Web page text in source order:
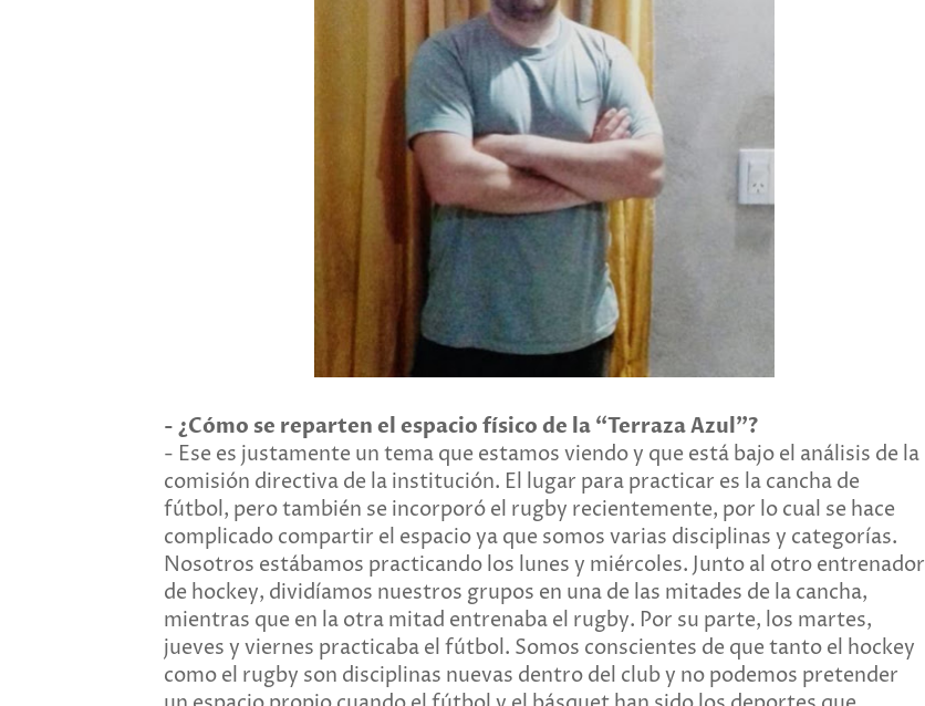
- ¿Cómo se reparten el espacio físico de la “Terraza Azul”?
- Ese es justamente un tema que estamos viendo y que está bajo el análisis de la
comisión directiva de la institución. El lugar para practicar es la cancha de
fútbol, pero también se incorporó el rugby recientemente, por lo cual se hace
complicado compartir el espacio ya que somos varias disciplinas y categorías.
Nosotros estábamos practicando los lunes y miércoles. Junto al otro entrenador
de hockey, dividíamos nuestros grupos en una de las mitades de la cancha,
mientras que en la otra mitad entrenaba el rugby. Por su parte, los martes,
jueves y viernes practicaba el fútbol. Somos conscientes de que tanto el hockey
como el rugby son disciplinas nuevas dentro del club y no podemos pretender